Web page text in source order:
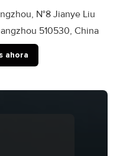
N°8 Jianye Liu
510530, China
ahora